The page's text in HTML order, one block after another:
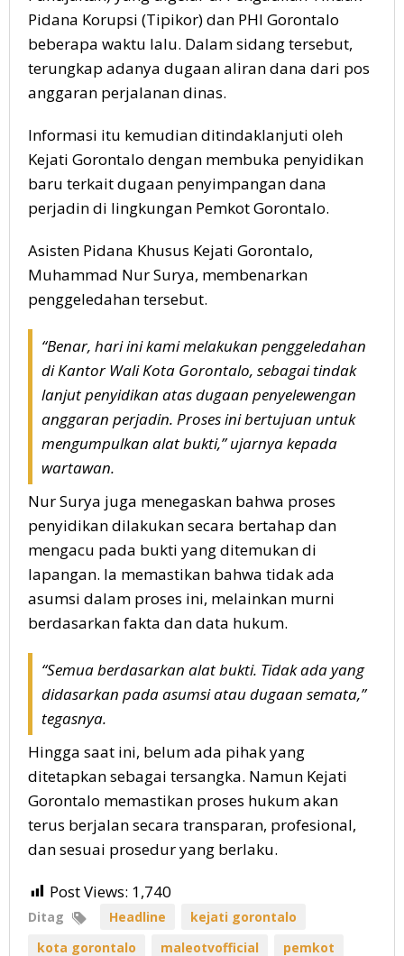
Pidana Korupsi (Tipikor) dan PHI Gorontalo
beberapa waktu lalu. Dalam sidang tersebut,
terungkap adanya dugaan aliran dana dari pos
anggaran perjalanan dinas.
Informasi itu kemudian ditindaklanjuti oleh
Kejati Gorontalo dengan membuka penyidikan
baru terkait dugaan penyimpangan dana
perjadin di lingkungan Pemkot Gorontalo.
Asisten Pidana Khusus Kejati Gorontalo,
Muhammad Nur Surya, membenarkan
penggeledahan tersebut.
“Benar, hari ini kami melakukan penggeledahan
di Kantor Wali Kota Gorontalo, sebagai tindak
lanjut penyidikan atas dugaan penyelewengan
anggaran perjadin. Proses ini bertujuan untuk
mengumpulkan alat bukti,” ujarnya kepada
wartawan.
Nur Surya juga menegaskan bahwa proses
penyidikan dilakukan secara bertahap dan
mengacu pada bukti yang ditemukan di
lapangan. Ia memastikan bahwa tidak ada
asumsi dalam proses ini, melainkan murni
berdasarkan fakta dan data hukum.
“Semua berdasarkan alat bukti. Tidak ada yang
didasarkan pada asumsi atau dugaan semata,”
tegasnya.
Hingga saat ini, belum ada pihak yang
ditetapkan sebagai tersangka. Namun Kejati
Gorontalo memastikan proses hukum akan
terus berjalan secara transparan, profesional,
dan sesuai prosedur yang berlaku.
Post Views: 1,740
Ditag Headline
kejati gorontalo
kota gorontalo
maleotvofficial pemkot